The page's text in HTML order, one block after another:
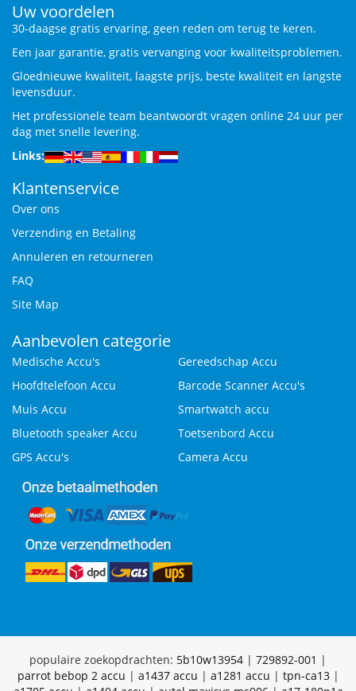
Uw voordelen
30-daagse gratis ervaring, geen reden om terug te keren.
Een jaar garantie, gratis vervanging voor kwaliteitsproblemen.
Gloednieuwe kwaliteit, laagste prijs, beste kwaliteit en langste
levensduur.
Het professionele team beantwoordt vragen online 24 uur per
dag met snelle levering.
Links:
Klantenservice
Over ons
Verzending en Betaling
Annuleren en retourneren
FAQ
Site Map
Aanbevolen categorie
Medische Accu's
Gereedschap Accu
Hoofdtelefoon Accu
Barcode Scanner Accu's
Muis Accu
Smartwatch accu
Bluetooth speaker Accu
Toetsenbord Accu
GPS Accu's
Camera Accu
populaire zoekopdrachten: 5b10w13954 | 729892-001 |
parrot bebop 2 accu | a1437 accu | a1281 accu | tpn-ca13|